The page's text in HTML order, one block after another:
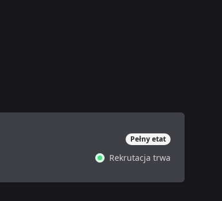
Pełny etat
Rekrutacja trwa